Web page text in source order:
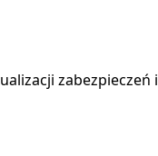
zabezpieczeń i